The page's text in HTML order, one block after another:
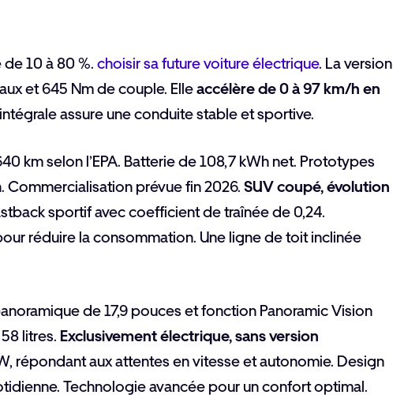
10 à 80 %. choisir sa future voiture électrique. La version
et 645 Nm de couple. Elleaccélère de 0 à 97 km/h en
assure une conduite stable et sportive.
km selon l’EPA. Batterie de 108,7 kWh net. Prototypes
Commercialisation prévue fin 2026. SUV coupé, évolution
sportif avec coefficient de traînée de 0,24.
réduire la consommation. Une ligne de toit inclinée
de 17,9 pouces et fonction Panoramic Vision
litres. Exclusivement électrique, sans version
répondant aux attentes en vitesse et autonomie. Design
Technologie avancée pour un confort optimal.